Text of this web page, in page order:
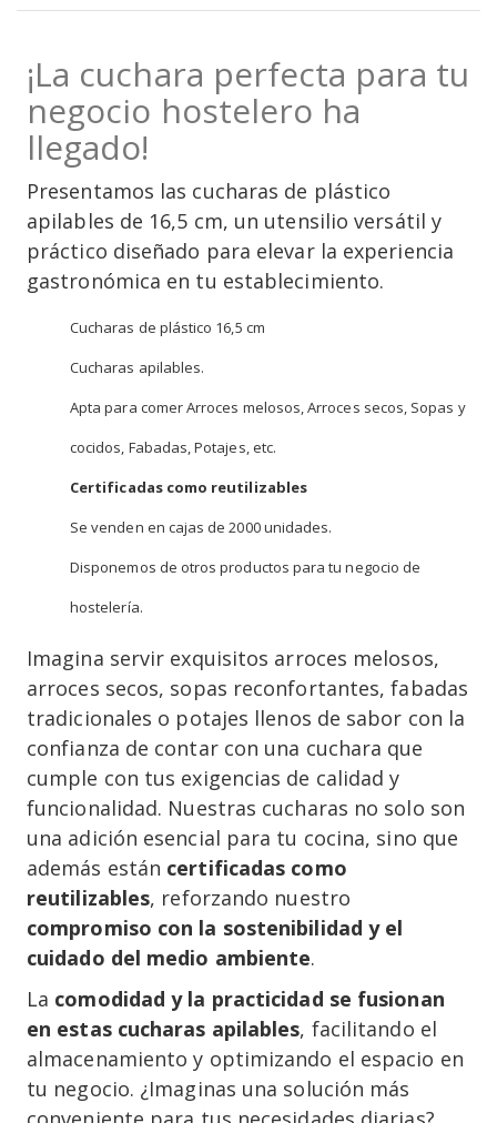
¡La cuchara perfecta para tu
negocio hostelero ha
llegado!
Presentamos las cucharas de plástico
apilables de 16,5 cm, un utensilio versátil y
práctico diseñado para elevar la experiencia
gastronómica en tu establecimiento.
Cucharas de plástico 16,5 cm
Cucharas apilables.
Apta para comer Arroces melosos, Arroces secos, Sopas y
cocidos, Fabadas, Potajes, etc.
Certificadas como reutilizables
Se venden en cajas de 2000 unidades.
Disponemos de otros productos para tu negocio de
hostelería.
Imagina servir exquisitos arroces melosos,
arroces secos, sopas reconfortantes, fabadas
tradicionales o potajes llenos de sabor con la
confianza de contar con una cuchara que
cumple con tus exigencias de calidad y
funcionalidad. Nuestras cucharas no solo son
una adición esencial para tu cocina, sino que
además están certificadas como
reutilizables, reforzando nuestro
compromiso con la sostenibilidad y el
cuidado del medio ambiente.
La comodidad y la practicidad se fusionan
en estas cucharas apilables, facilitando el
almacenamiento y optimizando el espacio en
tu negocio. ¿Imaginas una solución más